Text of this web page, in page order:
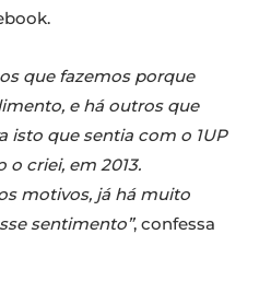
que fazemos porque
e há outros que
isto que sentia com o 1UP
criei, em 2013.
motivos, já há muito
sentimento”, confessa